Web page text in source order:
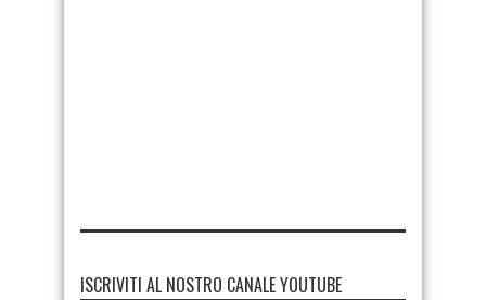
ISCRIVITI AL NOSTRO CANALE YOUTUBE